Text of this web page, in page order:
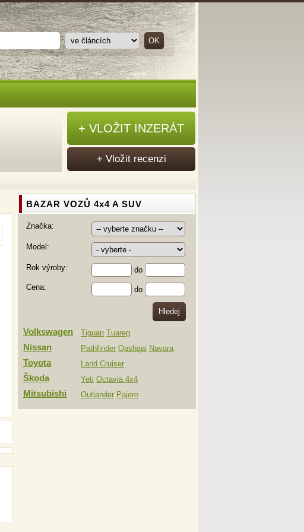
BAZAR VOZŮ 4x4 A SUV
Značka:
Model:
Rok výroby:
do
Cena:
do
Volkswagen Tiguan Tuareg
Nissan Pathfinder Qashqai Navara
Toyota Land Cruiser
Škoda Yeti Octavia 4x4
Mitsubishi Outlander Pajero
+ VLOŽIT INZERÁT
+ Vložit recenzi